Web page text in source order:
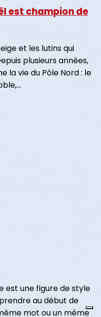
est champion de
et les lutins qui
plusieurs années,
la vie du Pôle Nord : le
est une figure de style
au début de
mot ou un même